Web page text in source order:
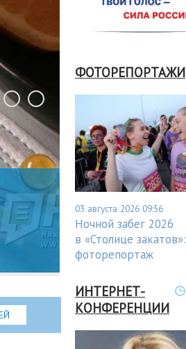
ФОТОРЕПОРТАЖИ
03 августа 2026 09:56
Ночной забег 2026
в «Столице закатов»:
фоторепортаж
ИНТЕРНЕТ-
КОНФЕРЕНЦИИ